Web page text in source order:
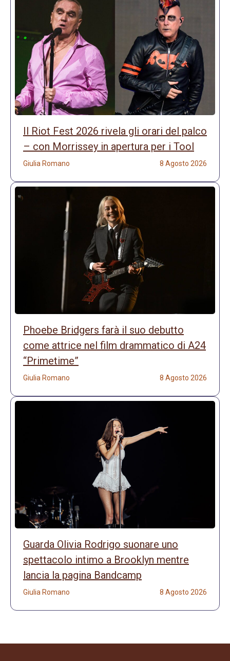
Il Riot Fest 2026 rivela gli orari del palco
– con Morrissey in apertura per i Tool
Giulia Romano 8 Agosto 2026
Phoebe Bridgers farà il suo debutto
come attrice nel film drammatico di A24
“Primetime”
Giulia Romano 8 Agosto 2026
Guarda Olivia Rodrigo suonare uno
spettacolo intimo a Brooklyn mentre
lancia la pagina Bandcamp
Giulia Romano 8 Agosto 2026